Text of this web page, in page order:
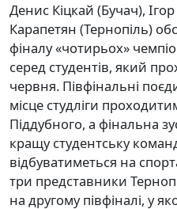
Денис Кіцкай (Бучач),
Карапетян (Тернопіль)
фіналу «чотирьох»
серед студентів, який
червня. Півфінальні
місце студліги
Піддубного, а фінальна
кращу студентську
відбуватиметься на
три представники
на другому півфіналі, у